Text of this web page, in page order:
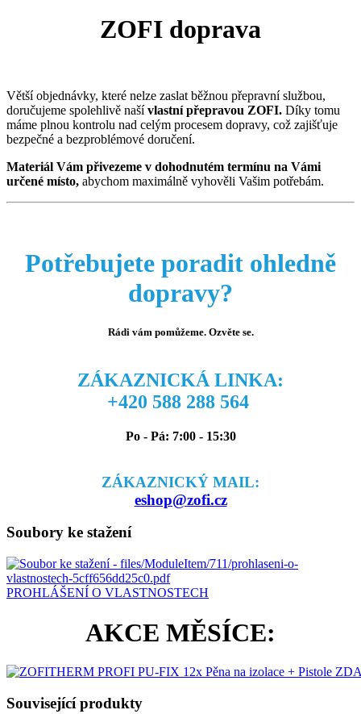
ZOFI doprava
Větší objednávky, které nelze zaslat běžnou přepravní službou,
doručujeme spolehlivě našívlastní přepravou ZOFI. Díky tomu
máme plnou kontrolu nad celým procesem dopravy, což zajišťuje
bezpečné a bezproblémové doručení.
Materiál Vám přivezeme v dohodnutém termínu na Vámi
určené místo, abychom maximálně vyhověli Vašim potřebám.
Potřebujete poradit ohledně
dopravy?
Rádi vám pomůžeme. Ozvěte se.
ZÁKAZNICKÁ LINKA:
+420 588 288 564
Po - Pá: 7:00 - 15:30
ZÁKAZNICKÝ MAIL:
eshop@zofi.cz
Soubory ke stažení
PROHLÁŠENÍ O VLASTNOSTECH
AKCE MĚSÍCE:
Související produkty